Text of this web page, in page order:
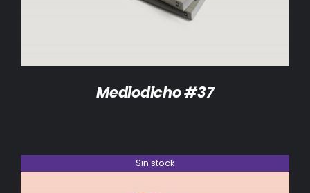
Mediodicho #37
Sin stock